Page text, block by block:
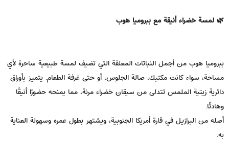
🌿 لمسة خضراء أنيقة مع ببروميا هوب
ببروميا هوب من أجمل النباتات المعلقة التي تضيف لمسة طبيعية ساحرة لأي
مساحة، سواء كانت مكتبك، صالة الجلوس، أو حتى غرفة الطعام. يتميز بأوراق
دائرية زيتية الملمس تتدلى من سيقان خضراء مرنة، مما يمنحه حضورًا أنيقًا
وهادئًا.
أصله من البرازيل في قارة أمريكا الجنوبية، ويشتهر بطول عمره وسهولة العناية
به.